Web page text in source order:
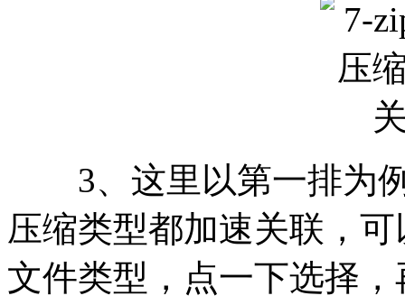
3、这里以第一排为例
压缩类型都加速关联，
文件类型，点一下选择